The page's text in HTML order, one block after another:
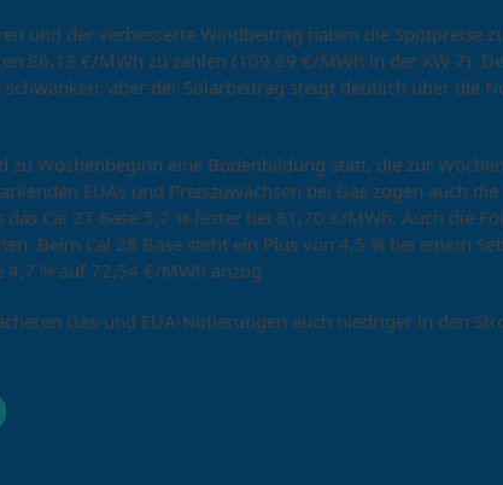
und der verbesserte Windbeitrag haben die Spotpreise
86,13 €/MWh zu zahlen (109,69 €/MWh in der KW 7).
aber der Solarbeitrag steigt deutlich über die
zu Wochenbeginn eine Bodenbildung statt, die zur
EUAs und Preiszuwächsen bei Gas zogen auch
das Cal 27 Base 5,7 % fester bei 81,70 €/MWh. Auch die
Beim Cal 28 Base steht ein Plus von 4,5 % bei einem
4,7 % auf 72,54 €/MWh anzog.
Gas-und EUA-Notierungen auch niedriger in den